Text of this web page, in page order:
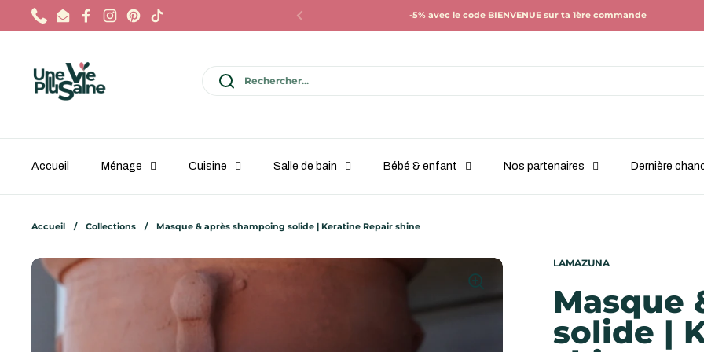
Passer au contenu
PhoneEmailFacebookInstagram
Pinterest
TikTok Précédent -5% avec le code BIENVENUE sur ta 1ère commande
Accueil Ménage Cuisine Salle de bain Bébé & enfant Nos partenaires Dernière
Accueil / Collections / Masque & après shampoing solide | Keratine Repair shine
LAMAZUNA
Masque
solide |